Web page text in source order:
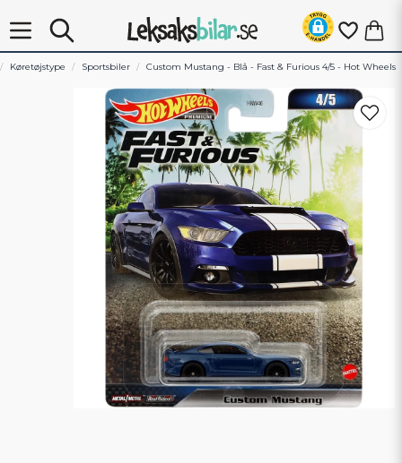
Køretøjstype Sportsbiler Custom Mustang - Blå - Fast & Furious 4/5 - Hot Wheels